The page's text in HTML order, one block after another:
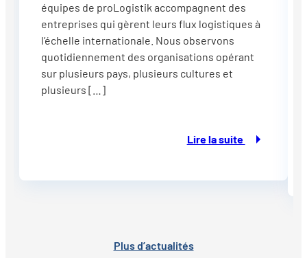
équipes de proLogistik accompagnent des
entreprises qui gèrent leurs flux logistiques à
l’échelle internationale. Nous observons
quotidiennement des organisations opérant
sur plusieurs pays, plusieurs cultures et
plusieurs […]
Lire la suite
Plus d’actualités